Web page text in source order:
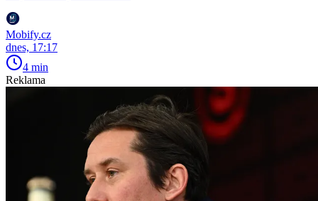
Mobify.cz
dnes, 17:17
4 min
Reklama